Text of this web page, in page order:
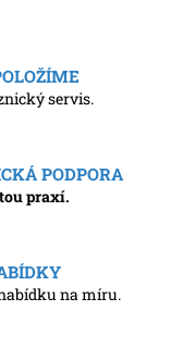
servis.
PODPORA
praxí.
na míru.